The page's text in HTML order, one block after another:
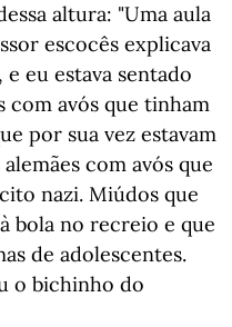
altura: "Uma aula
escocês explicava
eu estava sentado
com avós que tinham
por sua vez estavam
com avós que
nazi. Miúdos que
bola no recreio e que
de adolescentes.
o bichinho do